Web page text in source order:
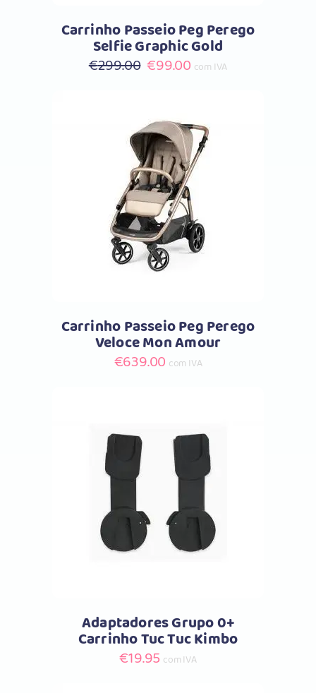
Carrinho Passeio Peg Perego
Selfie Graphic Gold
€299.00 O
era:
€299.00.
€99.00O
é:
€99.00.
com IVA
Comprar
Carrinho Passeio Peg Perego
Veloce Mon Amour
€639.00 com IVA
Adaptadores Grupo 0+
Carrinho Tuc Tuc Kimbo
€19.95 com IVA